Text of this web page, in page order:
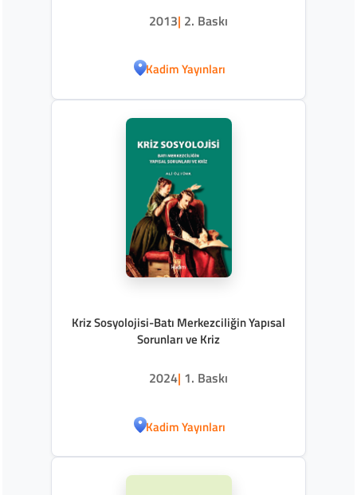
2013| 2. Baskı
Kadim Yayınları
Kriz Sosyolojisi-Batı Merkezciliğin Yapısal
Sorunları ve Kriz
2024| 1. Baskı
Kadim Yayınları